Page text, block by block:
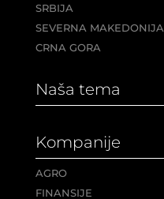
SRBIJA
SEVERNA MAKEDONIJA
CRNA GORA
Naša tema
Kompanije
AGRO
FINANSIJE